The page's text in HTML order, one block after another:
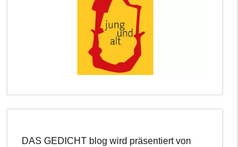
DAS GEDICHT blog wird präsentiert von